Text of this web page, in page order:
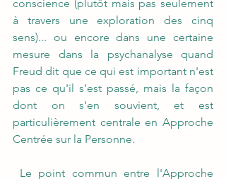
conscience (plutôt mais pas seulement
à travers une exploration des cinq
sens)... ou encore dans une certaine
mesure dans la psychanalyse quand
Freud dit que ce qui est important n'est
pas ce qu'il s'est passé, mais la façon
dont on s'en souvient, et est
particulièrement centrale en Approche
Centrée sur la Personne.